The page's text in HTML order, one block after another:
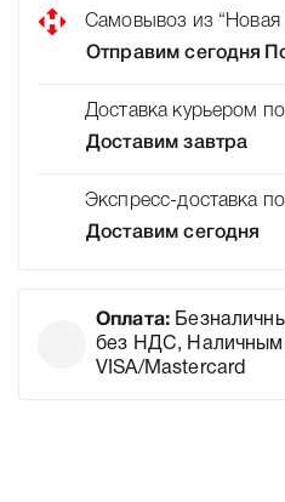
Самовывоз из “Новая
Отправим сегодня
Доставка курьером
Доставим завтра
Экспресс-доставка
Доставим сегодня
Оплата:
без НДС,
VISA/Mastercard